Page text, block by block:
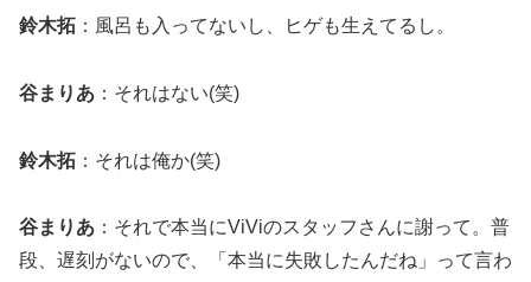
鈴木拓 ：風呂も入ってないし、ヒゲも生えてるし。
谷まりあ ：それはない(笑)
鈴木拓 ：それは俺か(笑)
谷まりあ ：それで本当にViViのスタッフさんに謝って。普
段、遅刻がないので、「本当に失敗したんだね」って言わ